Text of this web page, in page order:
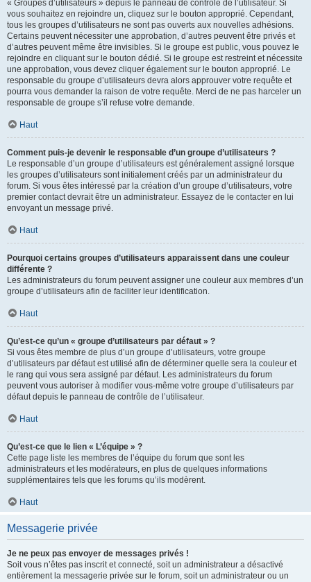
« Groupes d’utilisateurs » depuis le panneau de contrôle de l’utilisateur. Si
vous souhaitez en rejoindre un, cliquez sur le bouton approprié. Cependant,
tous les groupes d’utilisateurs ne sont pas ouverts aux nouvelles adhésions.
Certains peuvent nécessiter une approbation, d’autres peuvent être privés et
d’autres peuvent même être invisibles. Si le groupe est public, vous pouvez le
rejoindre en cliquant sur le bouton dédié. Si le groupe est restreint et nécessite
une approbation, vous devez cliquer également sur le bouton approprié. Le
responsable du groupe d’utilisateurs devra alors approuver votre requête et
pourra vous demander la raison de votre requête. Merci de ne pas harceler un
responsable de groupe s’il refuse votre demande.
Haut
Comment puis-je devenir le responsable d’un groupe d’utilisateurs ?
Le responsable d’un groupe d’utilisateurs est généralement assigné lorsque
les groupes d’utilisateurs sont initialement créés par un administrateur du
forum. Si vous êtes intéressé par la création d’un groupe d’utilisateurs, votre
premier contact devrait être un administrateur. Essayez de le contacter en lui
envoyant un message privé.
Haut
Pourquoi certains groupes d’utilisateurs apparaissent dans une couleur
différente ?
Les administrateurs du forum peuvent assigner une couleur aux membres d’un
groupe d’utilisateurs afin de faciliter leur identification.
Haut
Qu’est-ce qu’un « groupe d’utilisateurs par défaut » ?
Si vous êtes membre de plus d’un groupe d’utilisateurs, votre groupe
d’utilisateurs par défaut est utilisé afin de déterminer quelle sera la couleur et
le rang qui vous sera assigné par défaut. Les administrateurs du forum
peuvent vous autoriser à modifier vous-même votre groupe d’utilisateurs par
défaut depuis le panneau de contrôle de l’utilisateur.
Haut
Qu’est-ce que le lien « L’équipe » ?
Cette page liste les membres de l’équipe du forum que sont les
administrateurs et les modérateurs, en plus de quelques informations
supplémentaires tels que les forums qu’ils modèrent.
Haut
Messagerie privée
Je ne peux pas envoyer de messages privés !
Soit vous n’êtes pas inscrit et connecté, soit un administrateur a désactivé
entièrement la messagerie privée sur le forum, soit un administrateur ou un